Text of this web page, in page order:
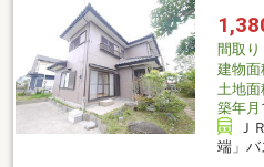
間取り
建物面
土地面
築年月
Ｊ
端」バ